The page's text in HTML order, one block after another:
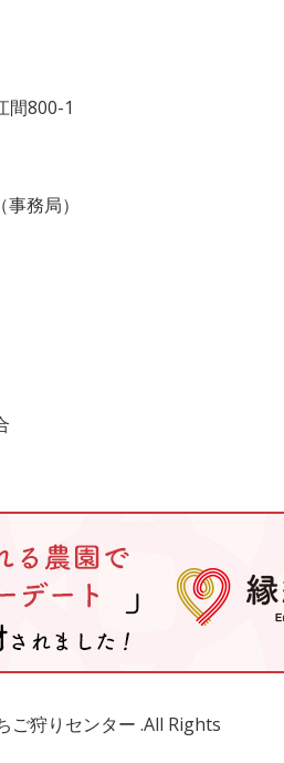
間800-1
（事務局）
ご狩りセンター .All Rights